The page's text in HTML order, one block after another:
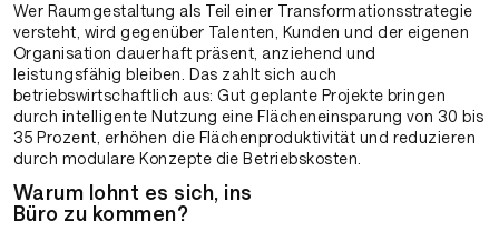
Wer Raumgestaltung als Teil einer Transformationsstrategie
versteht, wird gegenüber Talenten, Kunden und der eigenen
Organisation dauerhaft präsent, anziehend und
leistungsfähig bleiben. Das zahlt sich auch
betriebswirtschaftlich aus: Gut geplante Projekte bringen
durch intelligente Nutzung eine Flächeneinsparung von 30 bis
35 Prozent, erhöhen die Flächenproduktivität und reduzieren
durch modulare Konzepte die Betriebskosten.
Warum lohnt es sich, ins
Büro zu kommen?